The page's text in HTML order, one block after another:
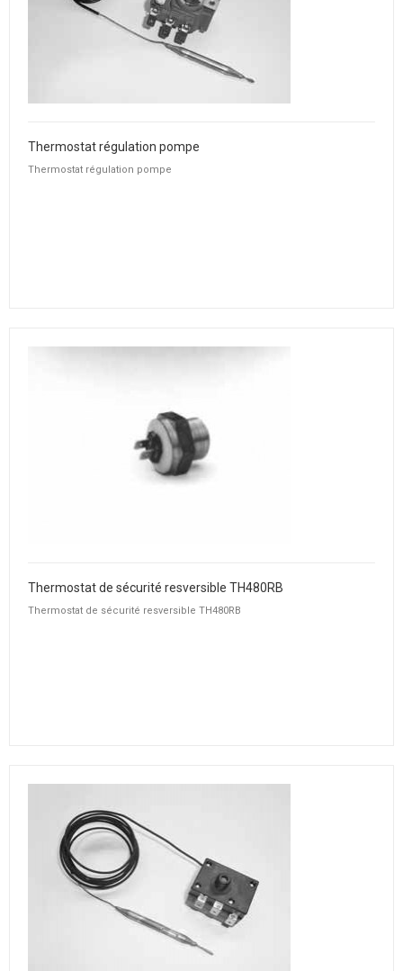
Thermostat régulation pompe
Thermostat régulation pompe
Thermostat de sécurité resversible TH480RB
Thermostat de sécurité resversible TH480RB